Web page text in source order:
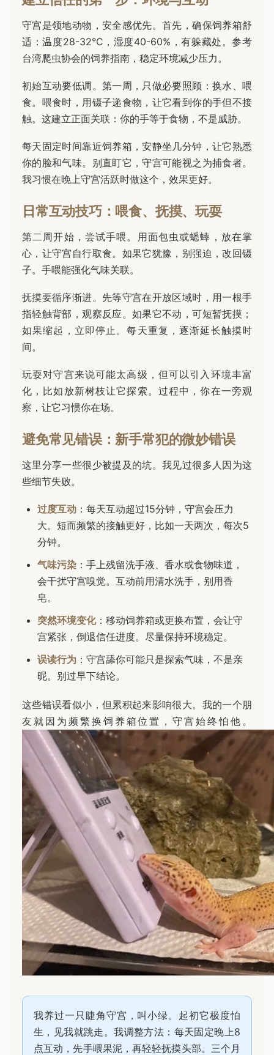
守宫是领地动物，安全感优先。首先，确保饲养箱舒
适：温度28-32°C，湿度40-60%，有躲藏处。参考
台湾爬虫协会的饲养指南，稳定环境减少压力。
初始互动要低调。第一周，只做必要照顾：换水、喂
食。喂食时，用镊子递食物，让它看到你的手但不接
触。这建立正面关联：你的手等于食物，不是威胁。
每天固定时间靠近饲养箱，安静坐几分钟，让它熟悉
你的脸和气味。别直盯它，守宫可能视之为捕食者。
我习惯在晚上守宫活跃时做这个，效果更好。
日常互动技巧：喂食、抚摸、玩耍
第二周开始，尝试手喂。用面包虫或蟋蟀，放在掌
心，让守宫自行取食。如果它犹豫，别强迫，改回镊
子。手喂能强化气味关联。
抚摸要循序渐进。先等守宫在开放区域时，用一根手
指轻触背部，观察反应。如果它不动，可短暂抚摸；
如果缩起，立即停止。每天重复，逐渐延长触摸时
间。
玩耍对守宫来说可能太高级，但可以引入环境丰富
化，比如放新树枝让它探索。过程中，你在一旁观
察，让它习惯你在场。
避免常见错误：新手常犯的微妙错误
这里分享一些很少被提及的坑。我见过很多人因为这
些细节失败。
过度互动 ：每天互动超过15分钟，守宫会压力
大。短而频繁的接触更好，比如一天两次，每次5
分钟。
气味污染 ：手上残留洗手液、香水或食物味道，
会干扰守宫嗅觉。互动前用清水洗手，别用香
皂。
突然环境变化：移动饲养箱或更换布置，会让守
宫紧张，倒退信任进度。尽量保持环境稳定。
误读行为 ：守宫舔你可能只是探索气味，不是亲
昵。别过早下结论。
这些错误看似小，但累积起来影响很大。我的一个朋
友就因为频繁换饲养箱位置，守宫始终怕他。
我养过一只睫角守宫，叫小绿。起初它极度怕
生，见我就跳走。我调整方法：每天固定晚上8
点互动，先手喂果泥，再轻轻抚摸头部。三个月